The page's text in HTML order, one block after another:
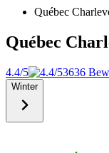
Québec
Québec
4.4/5 3636
Winter